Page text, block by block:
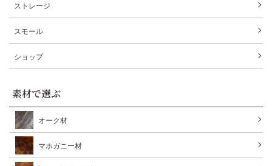
ストレージ
スモール
ショップ
素材で選ぶ
オーク材
マホガニー材